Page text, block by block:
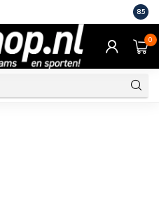
Eigen
8.5
0